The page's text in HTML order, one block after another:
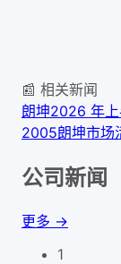
📰 相关新闻
朗坤2026 年上
2005朗坤市场
公司新闻
更多 →
1